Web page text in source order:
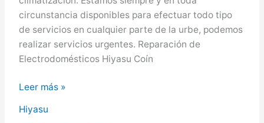
circunstancia disponibles para efectuar todo tipo
de servicios en cualquier parte de la urbe, podemos
realizar servicios urgentes. Reparación de
Electrodomésticos Hiyasu Coín
Hiyasu
Coín,
Leer más »
Hiyasu